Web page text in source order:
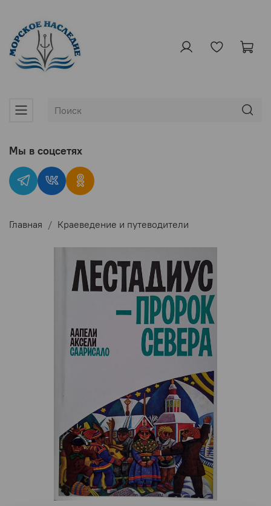
Главная Краеведение и путеводители
Мы в соцсетях